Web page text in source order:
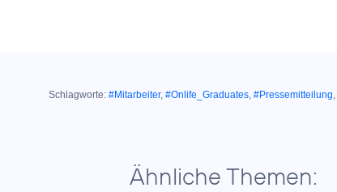
Schlagworte: #Mitarbeiter, #Onlife_Graduates, #Pressemitteilung,
Ähnliche Themen: